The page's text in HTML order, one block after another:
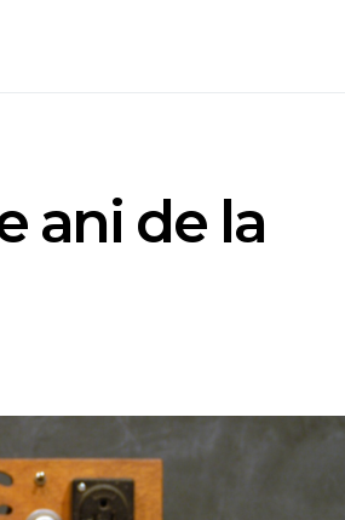
ani de la